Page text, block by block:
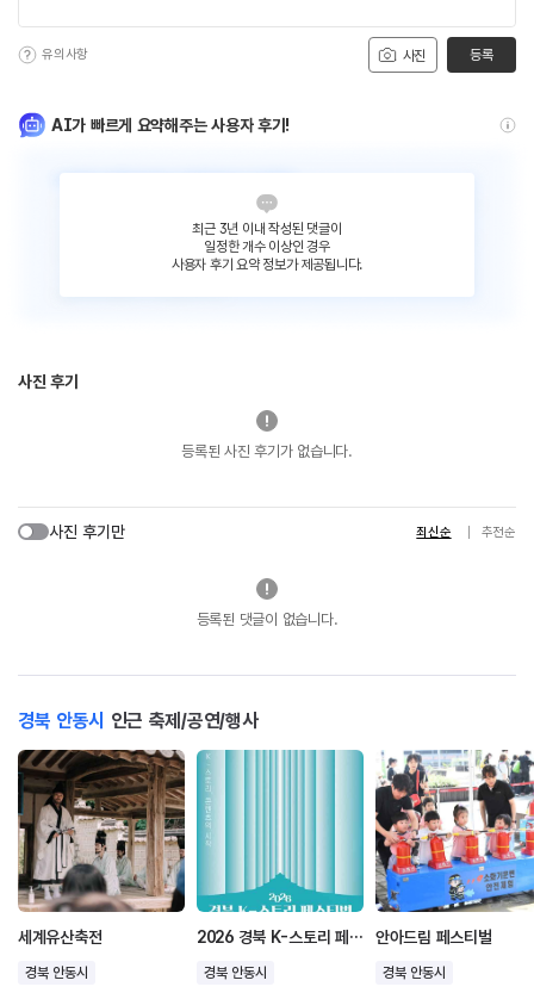
사진
유의사항 등록
AI가 빠르게 요약해주는 사용자 후기!
최근 3년 이내 작성된 댓글이
일정한 개수 이상인 경우
사용자 후기 요약 정보가 제공됩니다.
사진 후기
등록된 사진 후기가 없습니다.
사진 후기만 최신순 추천순
등록된 댓글이 없습니다.
경북 안동시 인근 축제/공연/행사
세계유산축전
경북 안동시
2026 경북 K-스토리 페스티벌
경북 안동시
안아드림 페스티벌
경북 안동시